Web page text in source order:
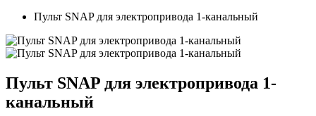
Пульт SNAP для электропривода 1-канальный
Пульт SNAP для электропривода 1-
канальный